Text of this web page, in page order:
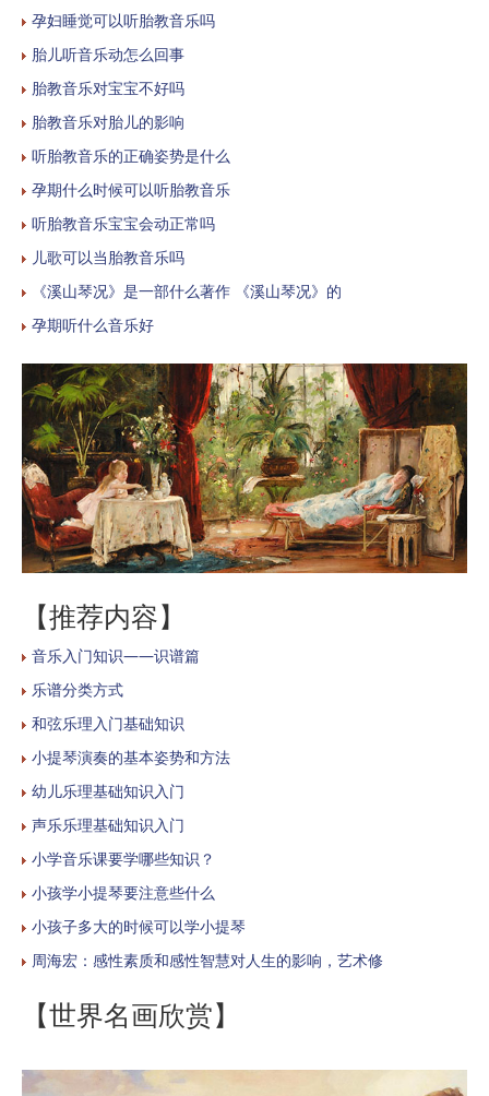
孕妇睡觉可以听胎教音乐吗
胎儿听音乐动怎么回事
胎教音乐对宝宝不好吗
胎教音乐对胎儿的影响
听胎教音乐的正确姿势是什么
孕期什么时候可以听胎教音乐
听胎教音乐宝宝会动正常吗
儿歌可以当胎教音乐吗
《溪山琴况》是一部什么著作 《溪山琴况》的
孕期听什么音乐好
【推荐内容】
音乐入门知识——识谱篇
乐谱分类方式
和弦乐理入门基础知识
小提琴演奏的基本姿势和方法
幼儿乐理基础知识入门
声乐乐理基础知识入门
小学音乐课要学哪些知识？
小孩学小提琴要注意些什么
小孩子多大的时候可以学小提琴
周海宏：感性素质和感性智慧对人生的影响，艺术修
【世界名画欣赏】